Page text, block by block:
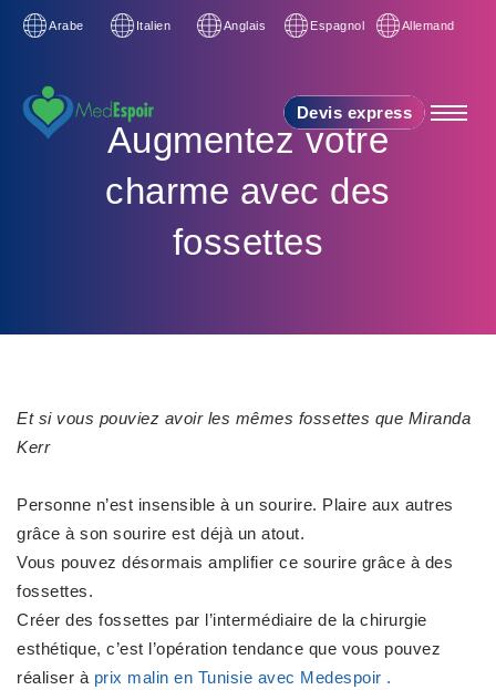
Arabe Italien Anglais Espagnol Allemand
Devis express
Augmentez votre
charme avec des
fossettes
Et si vous pouviez avoir les mêmes fossettes que Miranda
Kerr
Personne n’est insensible à un sourire. Plaire aux autres
grâce à son sourire est déjà un atout.
Vous pouvez désormais amplifier ce sourire grâce à des
fossettes.
Créer des fossettes par l’intermédiaire de la chirurgie
esthétique, c’est l’opération tendance que vous pouvez
réaliser à prix malin en Tunisie avec Medespoir .